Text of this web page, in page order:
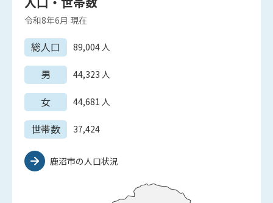
令和8年6月 現在
総人口 89,004人
男 44,323 人
女 44,681 人
世帯数 37,424
鹿沼市の人口状況